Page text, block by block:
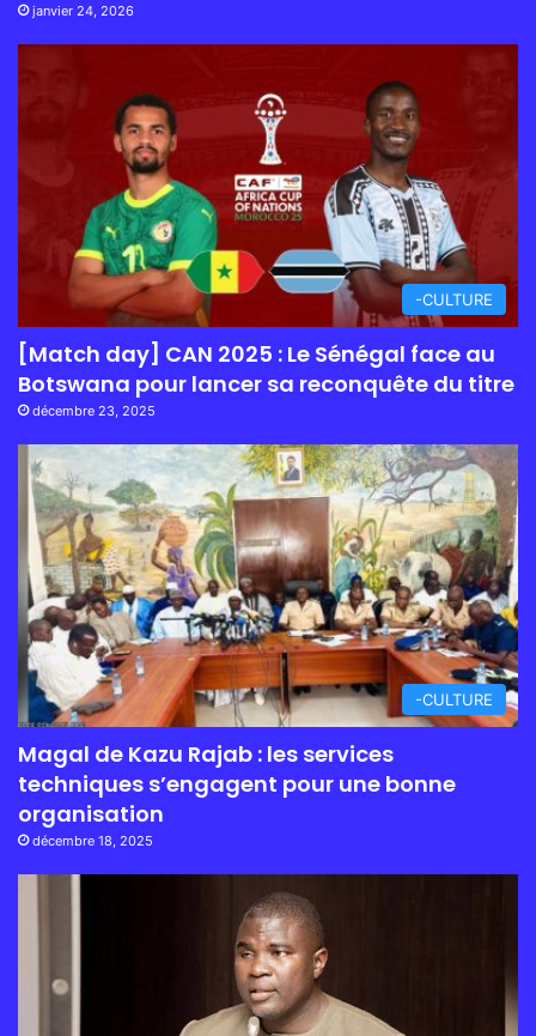
janvier 24, 2026
-CULTURE
[Match day] CAN 2025 : Le Sénégal face au
Botswana pour lancer sa reconquête du titre
décembre 23, 2025
-CULTURE
Magal de Kazu Rajab : les services
techniques s’engagent pour une bonne
organisation
décembre 18, 2025